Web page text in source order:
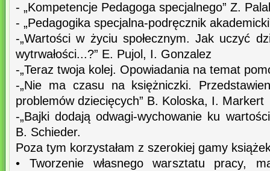
- „Kompetencje Pedagoga specjalnego” Z.
- „Pedagogika specjalna-podręcznik
-„Wartości w życiu społecznym. Jak uczyć
wytrwałości...?” E. Pujol, I. Gonzalez
-„Teraz twoja kolej. Opowiadania na temat
-„Nie ma czasu na księżniczki.
problemów dziecięcych” B. Koloska, I. Markert
-„Bajki dodają odwagi-wychowanie ku
B. Schieder.
Poza tym korzystałam z szerokiej gamy
• Tworzenie własnego warsztatu pracy,